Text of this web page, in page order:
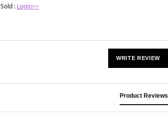
Sold : Login>>
WRITE REVIEW
Product Reviews